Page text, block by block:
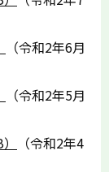
（令和2年6月
（令和2年5月
（令和2年4